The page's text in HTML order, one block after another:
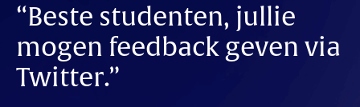
“Beste studenten, jullie
mogen feedback geven via
Twitter.”